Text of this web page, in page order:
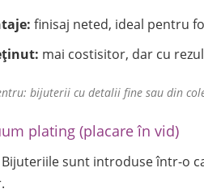
finisaj neted, ideal pentru
mai costisitor, dar cu
bijuterii cu detalii fine sau din
plating (placare în vid)
Bijuteriile sunt introduse într-o